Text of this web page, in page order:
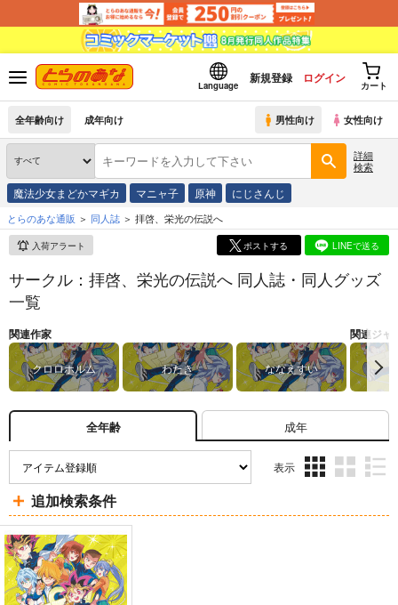
Language
新規登録 ログイン
カート
全年齢向け 成年向け 男性向け 女性向け
詳細
検索
魔法少女まどかマギカ マニャ子 原神 にじさんじ
とらのあな通販 同人誌 拝啓、栄光の伝説へ
入荷アラート ポストする LINEで送る
サークル：拝啓、栄光の伝説へ 同人誌・同人グッズ
一覧
関連作家
クロロホルム わたき ななえすい
関連ジャ
全年齢 成年
表示
ム
ム
ム
追加検索条件